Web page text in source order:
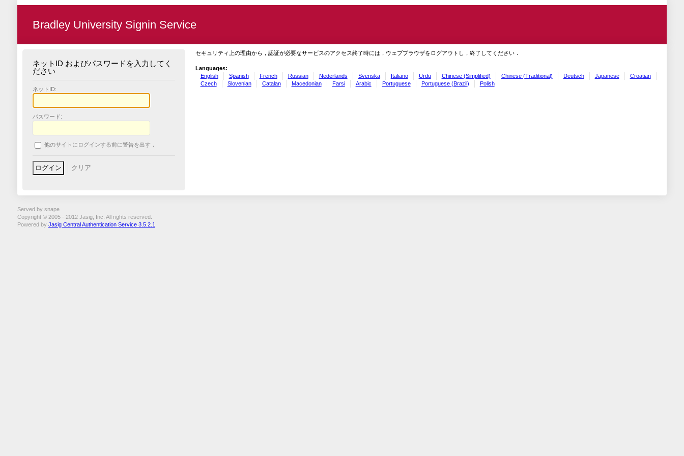
Bradley University Signin Service
ネットID およびパスワードを入力してく
ださい
ネットID:
パスワード:
他のサイトにログインする前に警告を出す．
セキュリティ上の理由から，認証が必要なサービスのアクセス終了時には，ウェブブラウザをログアウトし，終了してください．
Languages:
English
Spanish French Russian Nederlands Svenska Italiano Urdu Chinese (Simplified) Chinese (Traditional) Deutsch Japanese
Croatian
Czech
Slovenian Catalan Macedonian Farsi Arabic Portuguese Portuguese (Brazil) Polish
Served by snape
Copyright © 2005 - 2012 Jasig, Inc. All rights reserved.
Powered by Jasig Central Authentication Service 3.5.2.1